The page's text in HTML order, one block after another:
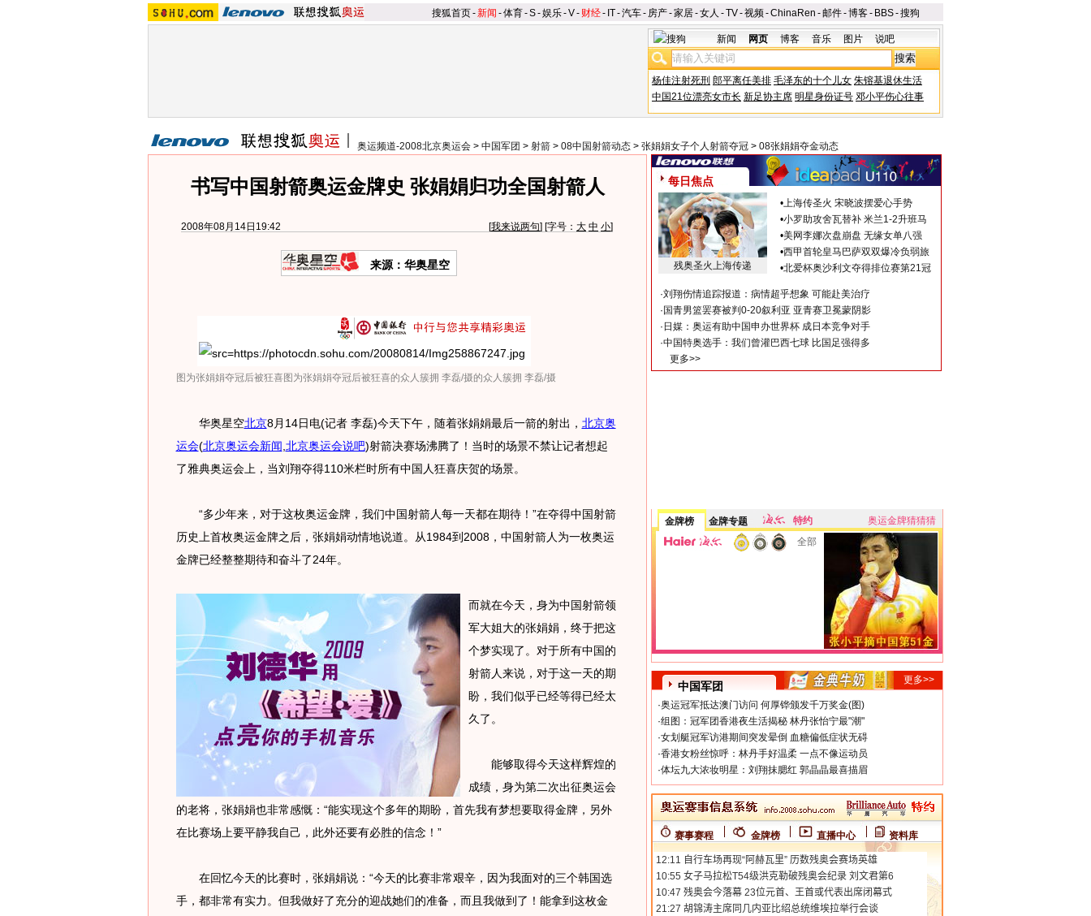
搜狐首页-新闻 -体育-S-娱乐-V- 财经- IT-汽车- 房产-家居-女人 -TV-视频-ChinaRen -邮件-博客- BBS-搜狗
新闻 网页 博客 音乐 图片 说吧
杨佳注射死刑 郎平离任美排 毛泽东的十个儿女 朱镕基退休生活
中国21位漂亮女市长 新足协主席 明星身份证号 邓小平伤心往事
奥运频道-2008北京奥运会 > 中国军团 > 射箭 > 08中国射箭动态 > 张娟娟女子个人射箭夺冠 > 08张娟娟夺金动态
书写中国射箭奥运金牌史 张娟娟归功全国射箭人
2008年08月14日19:42 [我来说两句] [字号： 大 中 小]
来源：华奥星空
图为张娟娟夺冠后被狂喜图为张娟娟夺冠后被狂喜的众人簇拥 李磊/摄的众人簇拥 李磊/摄
华奥星空北京8月14日电(记者 李磊)今天下午，随着张娟娟最后一箭的射出， 北京奥
运会(北京奥运会新闻 北京奥运会说吧)射箭决赛场沸腾了！当时的场景不禁让记者想起
了雅典奥运会上，当刘翔夺得110米栏时所有中国人狂喜庆贺的场景。
“多少年来，对于这枚奥运金牌，我们中国射箭人每一天都在期待！”在夺得中国射箭
历史上首枚奥运金牌之后，张娟娟动情地说道。从1984到2008，中国射箭人为一枚奥运
金牌已经整整期待和奋斗了24年。
而就在今天，身为中国射箭领
军大姐大的张娟娟，终于把这
个梦实现了。对于所有中国的
射箭人来说，对于这一天的期
盼，我们似乎已经等得已经太
久了。
能够取得今天这样辉煌的
成绩，身为第二次出征奥运会
的老将，张娟娟也非常感慨：“能实现这个多年的期盼，首先我有梦想要取得金牌，另外
在比赛场上要平静我自己，此外还要有必胜的信念！”
在回忆今天的比赛时，张娟娟说：“今天的比赛非常艰辛，因为我面对的三个韩国选
手，都非常有实力。但我做好了充分的迎战她们的准备，而且我做到了！能拿到这枚金
每日焦点
残奥圣火上海传递
•上海传圣火 宋晓波摆爱心手势
•小罗助攻舍瓦替补 米兰1-2升班马
•美网李娜次盘崩盘 无缘女单八强
•西甲首轮皇马巴萨双双爆冷负弱旅
•北爱杯奥沙利文夺得排位赛第21冠
·刘翔伤情追踪报道：病情超乎想象 可能赴美治疗
· 国青男篮罢赛被判0-20叙利亚 亚青赛卫冕蒙阴影
· 日媒：奥运有助中国申办世界杯 成日本竞争对手
·中国特奥选手：我们曾灌巴西七球 比国足强得多
更多>>
金牌榜 金牌专题 特约
奥运金牌猜猜猜
全部
中国军团
更多>>
·奥运冠军抵达澳门访问 何厚铧颁发千万奖金(图)
·组图：冠军团香港夜生活揭秘 林丹张怡宁最"潮"
·女划艇冠军访港期间突发晕倒 血糖偏低症状无碍
·香港女粉丝惊呼：林丹手好温柔 一点不像运动员
·体坛九大浓妆明星：刘翔抹腮红 郭晶晶最喜描眉
赛事赛程 金牌榜 直播中心 资料库